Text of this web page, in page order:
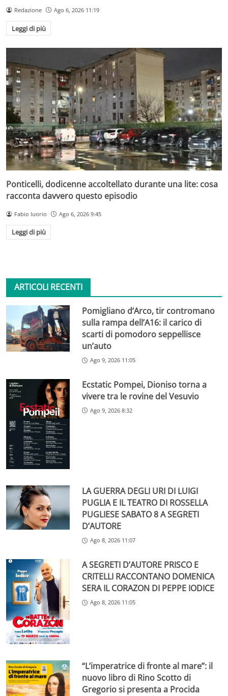
Redazione Ago 6, 2026 11:19
Leggi di più
Ponticelli, dodicenne accoltellato durante una lite: cosa
racconta davvero questo episodio
Fabio Iuorio Ago 6, 2026 9:45
Leggi di più
ARTICOLI RECENTI
Pomigliano d’Arco, tir contromano
sulla rampa dell’A16: il carico di
scarti di pomodoro seppellisce
un’auto
Ago 9, 2026 11:05
Ecstatic Pompei, Dioniso torna a
vivere tra le rovine del Vesuvio
Ago 9, 2026 8:32
LA GUERRA DEGLI URI DI LUIGI
PUGLIA E IL TEATRO DI ROSSELLA
PUGLIESE SABATO 8 A SEGRETI
D’AUTORE
Ago 8, 2026 11:07
A SEGRETI D’AUTORE PRISCO E
CRITELLI RACCONTANO DOMENICA
SERA IL CORAZON DI PEPPE IODICE
Ago 8, 2026 11:05
“L’imperatrice di fronte al mare”: il
nuovo libro di Rino Scotto di
Gregorio si presenta a Procida